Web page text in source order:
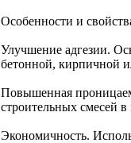
Особенности и
Улучшение адгезии.
бетонной, кирпичной
Повышенная
строительных смесей
Экономичность.